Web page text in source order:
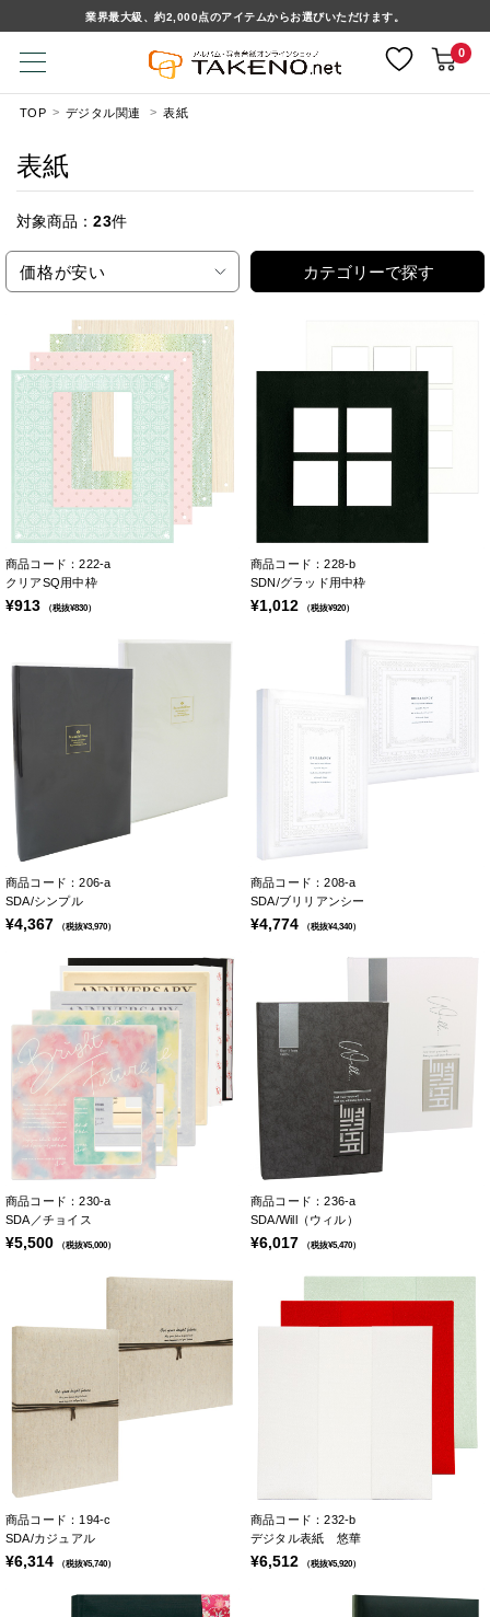
業界最大級、約2,000点のアイテムからお選びいただけます。
0
TOP デジタル関連 表紙
表紙
対象商品： 23件
価格が安い カテゴリーで探す
商品コード：222-a
クリアSQ用中枠
¥913 （税抜¥830）
商品コード：228-b
SDN/グラッド用中枠
¥1,012 （税抜¥920）
商品コード：206-a
SDA/シンプル
¥4,367 （税抜¥3,970）
商品コード：208-a
SDA/ブリリアンシー
¥4,774 （税抜¥4,340）
商品コード：230-a
SDA／チョイス
¥5,500 （税抜¥5,000）
商品コード：236-a
SDA/Will（ウィル）
¥6,017 （税抜¥5,470）
商品コード：194-c
SDA/カジュアル
¥6,314 （税抜¥5,740）
商品コード：232-b
デジタル表紙 悠華
¥6,512 （税抜¥5,920）